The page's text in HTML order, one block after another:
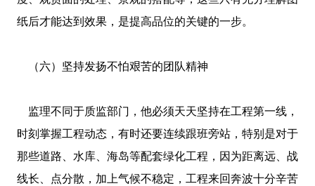
纸后才能达到效果，是提高品位的关键的一步。
（六）坚持发扬不怕艰苦的团队精神
监理不同于质监部门，他必须天天坚持在工程第一线，
时刻掌握工程动态，有时还要连续跟班旁站，特别是对于
那些道路、水库、海岛等配套绿化工程，因为距离远、战
线长、点分散，加上气候不稳定，工程来回奔波十分辛苦